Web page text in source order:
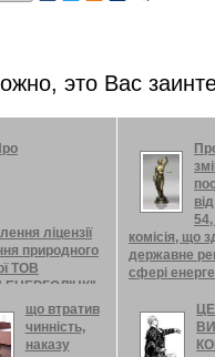
это Вас
ліцензії
природного
ТОВ
комісія, що
у сфері
що втратив
чинність,
наказу
комісія, що
державне
сфері
Про
постанови
23.12.2011 №